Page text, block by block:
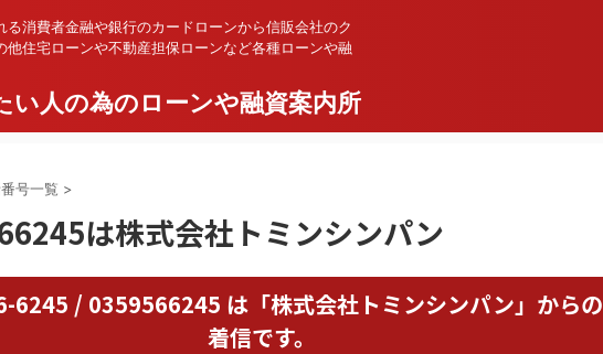
る消費者金融や銀行のカードローンから信販会社のク
他住宅ローンや不動産担保ローンなど各種ローンや融
い人の為のローンや融資案内所
号一覧 >
は株式会社トミンシンパン
6245 / 0359566245 は「株式会社トミンシンパン」からの
着信です。